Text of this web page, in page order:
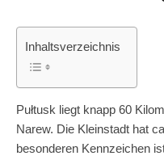
Inhaltsverzeichnis
Pułtusk liegt knapp 60
Narew. Die Kleinstadt hat
besonderen Kennzeichen